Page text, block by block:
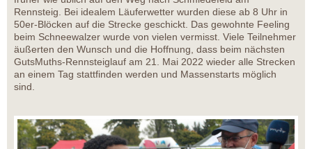
Rennsteig. Bei idealem Läuferwetter wurden diese ab 8 Uhr in
50er-Blöcken auf die Strecke geschickt. Das gewohnte Feeling
beim Schneewalzer wurde von vielen vermisst. Viele Teilnehmer
äußerten den Wunsch und die Hoffnung, dass beim nächsten
GutsMuths-Rennsteiglauf am 21. Mai 2022 wieder alle Strecken
an einem Tag stattfinden werden und Massenstarts möglich
sind.